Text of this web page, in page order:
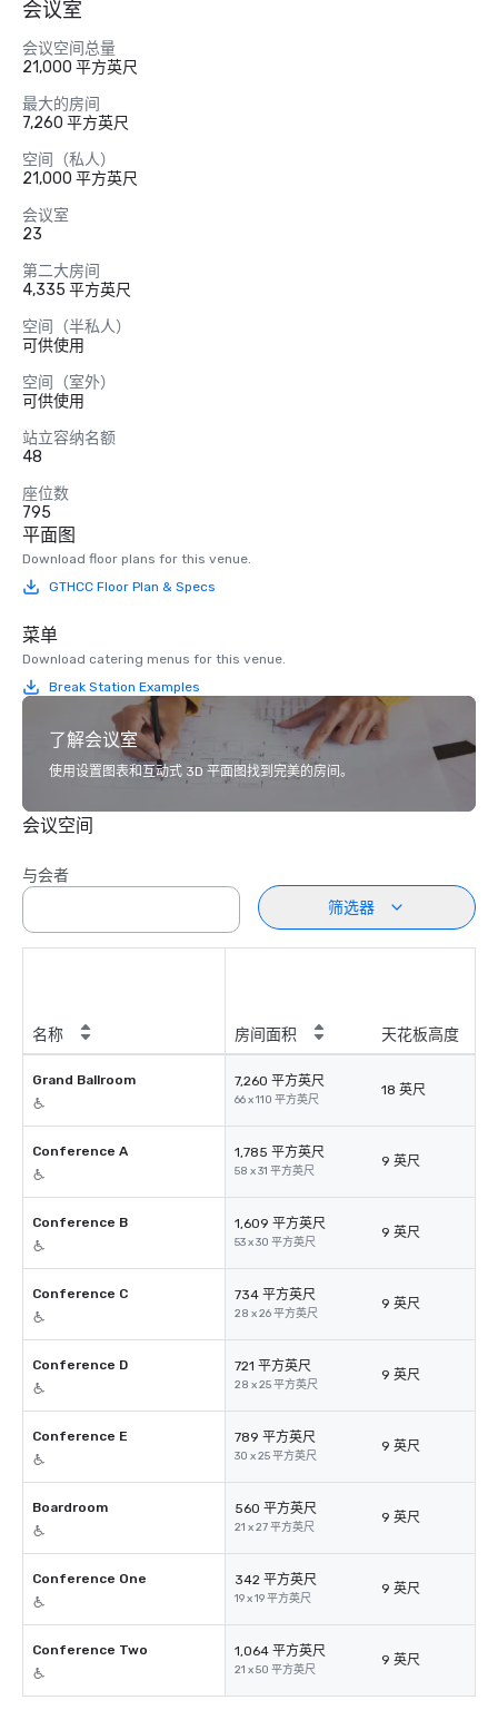
会议室
会议空间总量
21,000 平方英尺
最大的房间
7,260 平方英尺
空间（私人）
21,000 平方英尺
会议室
23
第二大房间
4,335 平方英尺
空间（半私人）
可供使用
空间（室外）
可供使用
站立容纳名额
48
座位数
795
平面图
Download floor plans for this venue.
GTHCC Floor Plan & Specs
菜单
Download catering menus for this venue.
Break Station Examples
了解会议室
使用设置图表和互动式 3D 平面图找到完美的房间。
会议空间
与会者
筛选器
名称 房间面积 天花板高度
Grand Ballroom 7,260 平方英尺
66 x 110 平方英尺
18 英尺
Conference A 1,785 平方英尺
58 x 31 平方英尺
9 英尺
Conference B 1,609 平方英尺
53 x 30 平方英尺
9 英尺
Conference C 734 平方英尺
28 x 26 平方英尺
9 英尺
Conference D 721 平方英尺
28 x 25 平方英尺
9 英尺
Conference E 789 平方英尺
30 x 25 平方英尺
9 英尺
Boardroom 560 平方英尺
21 x 27 平方英尺
9 英尺
Conference One 342 平方英尺
19 x 19 平方英尺
9 英尺
Conference Two 1,064 平方英尺
21 x 50 平方英尺
9 英尺